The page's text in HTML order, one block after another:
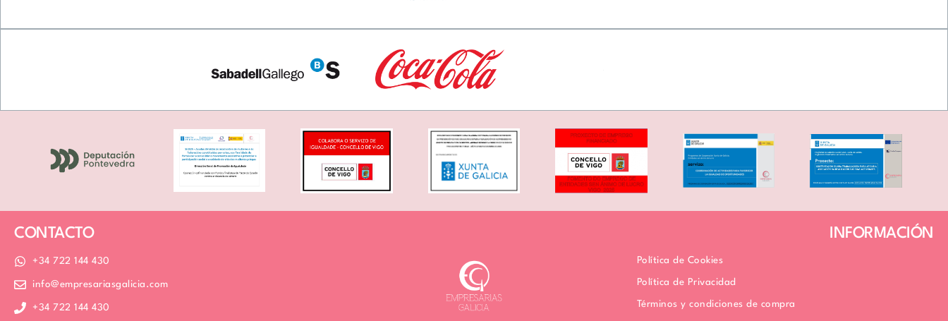
Usamos cookies para mejorar su experiencia de navegación, mostrarle anuncios o contenidos personalizados y analizar nuestro
tráfico. Al hacer clic en “Aceptar todo” usted da su consentimiento a nuestro uso de las cookies.
Personalizar Rechazar todo Aceptar todo
CONTACTO
+34 722 144 430
info@empresariasgalicia.com
+34 722 144 430
INFORMACIÓN
Política de Cookies
Política de Privacidad
Términos y condiciones de compra